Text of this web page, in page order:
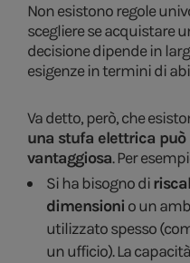
Non esistono regole
scegliere se acquistare
decisione dipende in
esigenze in termini di
Va detto, però, che
una stufa elettrica
vantaggiosa. Per
Si ha bisogno di
dimensioni o un
utilizzato spesso
un ufficio). La